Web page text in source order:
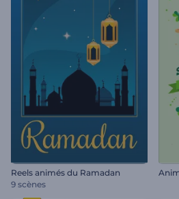
Reels animés du Ramadan
9 scènes